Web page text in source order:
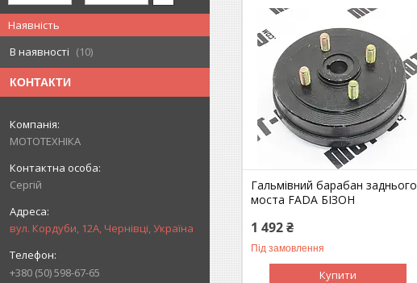
Наявність
В наявності
10
КОНТАКТИ
МОТОТЕХНІКА
Сергій
вул. Кордуби, 12А, Чернівці, Україна
+380 (50) 598-67-65
Гальмівний барабан заднього
моста FADA БІЗОН
1 492 ₴
Під замовлення
Купити